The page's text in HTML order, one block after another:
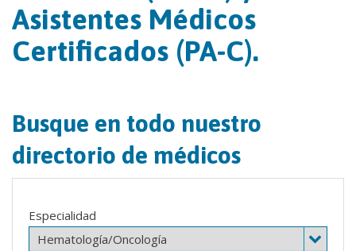
Asistentes Médicos
Certificados (PA-C).
Busque en todo nuestro
directorio de médicos
Especialidad